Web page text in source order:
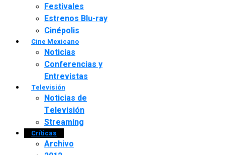
Festivales
Estrenos Blu-ray
Cinépolis
Cine Mexicano
Noticias
Conferencias y
Entrevistas
Televisión
Noticias de
Televisión
Streaming
Críticas
Archivo